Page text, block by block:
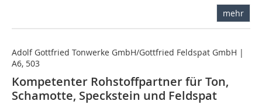
mehr
Adolf Gottfried Tonwerke GmbH/Gottfried Feldspat GmbH |
A6, 503
Kompetenter Rohstoffpartner für Ton,
Schamotte, Speckstein und Feldspat